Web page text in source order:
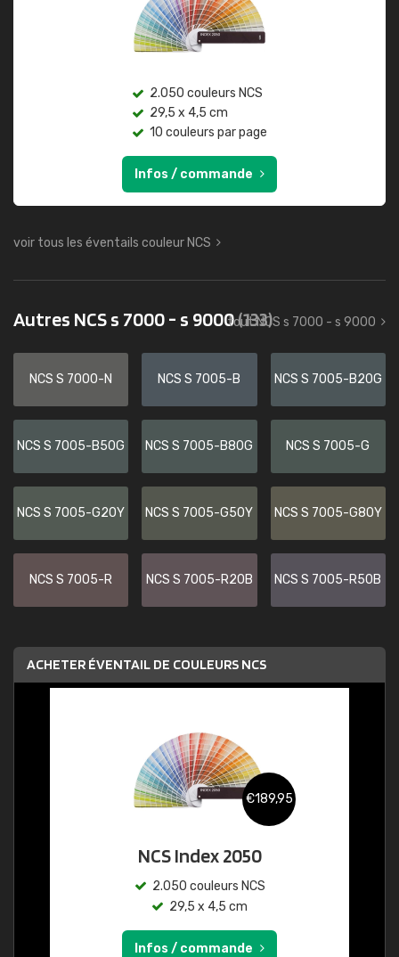
2.050 couleurs NCS
29,5 x 4,5 cm
10 couleurs par page
Infos / commande
voir tous les éventails couleur NCS
Autres NCS s 7000 - s 9000(133)
tout NCS s 7000 - s 9000
NCS S 7000-N NCS S 7005-B NCS S 7005-B20G
NCS S 7005-B50G NCS S 7005-B80G NCS S 7005-G
NCS S 7005-G20Y NCS S 7005-G50Y NCS S 7005-G80Y
NCS S 7005-R NCS S 7005-R20B NCS S 7005-R50B
ACHETER ÉVENTAIL DE COULEURS NCS
€189,95
NCS Index 2050
2.050 couleurs NCS
29,5 x 4,5 cm
Infos / commande